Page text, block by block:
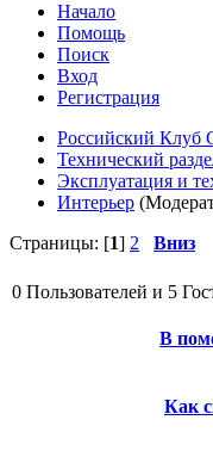
Начало
Помощь
Поиск
Вход
Регистрация
Российский Клуб
Технический
Эксплуатация и
Интерьер
Страницы: [1] 2
Вниз
0 Пользователей и 5
В
Как